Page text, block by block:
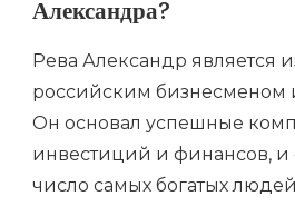
Александра?
Рева Александр является
российским бизнесменом
Он основал успешные
инвестиций и финансов, и
число самых богатых